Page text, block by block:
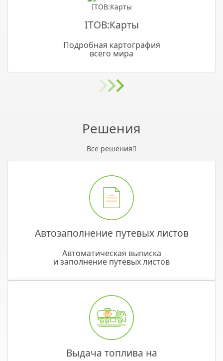
ITOB:Карты
Подробная картография
всего мира
Решения
Все решения
Автозаполнение путевых листов
Автоматическая выписка
и заполнение путевых листов
Выдача топлива на